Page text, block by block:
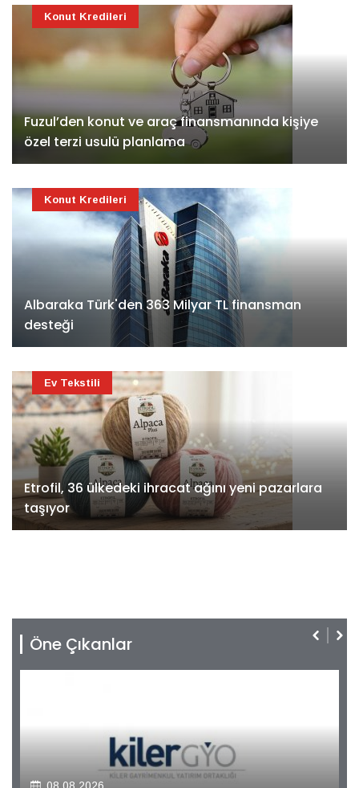
Fuzul’den konut ve araç finansmanında kişiye
özel terzi usulü planlama
Konut Kredileri
Albaraka Türk'den 363 Milyar TL finansman
desteği
Konut Kredileri
Etrofil, 36 ülkedeki ihracat ağını yeni pazarlara
taşıyor
Ev Tekstili
Öne Çıkanlar
08.08.2026